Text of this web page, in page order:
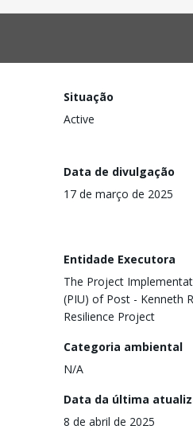
Situação
Active
Data de divulgação
17 de março de 2025
Entidade Executora
The Project
(PIU) of Post - Kenneth
Resilience Project
Categoria ambiental
N/A
Data da última
8 de abril de 2025